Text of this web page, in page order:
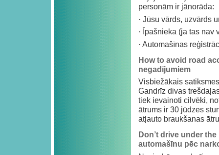
personām ir jānorāda:
· Jūsu vārds, uzvārds
· Īpašnieka (ja tas nav
· Automašīnas
How to avoid road
negadījumiem
Visbiežākais
Gandrīz divas
tiek ievainoti cilvēki,
ātrums ir 30 jūdzes
atļauto braukšanas
Don’t drive under
automašīnu pēc